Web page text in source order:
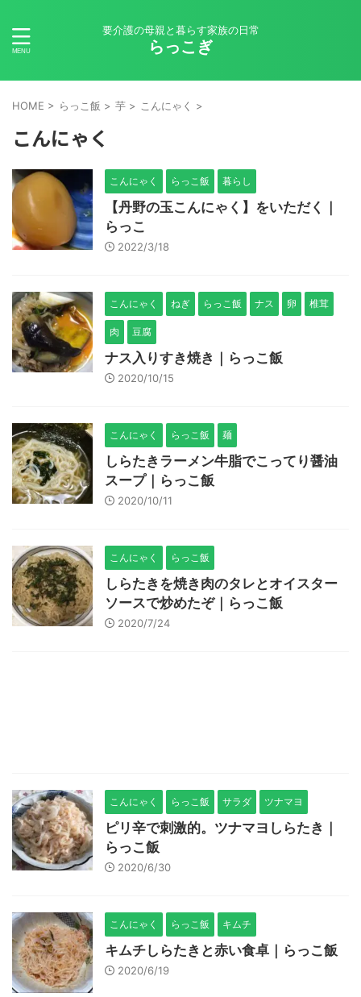
要介護の母親と暮らす家族の日常
らっこぎ
HOME > らっこ飯 > 芋 > こんにゃく >
こんにゃく
こんにゃく らっこ飯 暮らし
【丹野の玉こんにゃく】をいただく｜
らっこ
2022/3/18
こんにゃく ねぎ らっこ飯 ナス 卵 椎茸
肉 豆腐
ナス入りすき焼き｜らっこ飯
2020/10/15
こんにゃく らっこ飯 麺
しらたきラーメン牛脂でこってり醤油
スープ｜らっこ飯
2020/10/11
こんにゃく らっこ飯
しらたきを焼き肉のタレとオイスター
ソースで炒めたぞ｜らっこ飯
2020/7/24
こんにゃく らっこ飯 サラダ ツナマヨ
ピリ辛で刺激的。ツナマヨしらたき｜
らっこ飯
2020/6/30
こんにゃく らっこ飯 キムチ
キムチしらたきと赤い食卓｜らっこ飯
2020/6/19